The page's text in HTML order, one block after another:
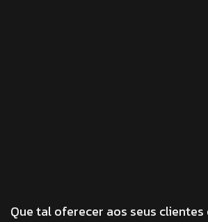
Que tal oferecer aos seus